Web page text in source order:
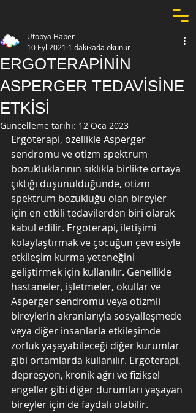
ERGOTERAPİNİN
ASPERGER TEDAVİSİNE
ETKİSİ
Ütopya Haber
10 Eyl 2021 1 dakikada okunur
Güncelleme tarihi: 12 Oca 2023
Ergoterapi, özellikle Asperger
sendromu ve otizm spektrum
bozukluklarının sıklıkla birlikte ortaya
çıktığı düşünüldüğünde, otizm
spektrum bozukluğu olan bireyler
için en etkili tedavilerden biri olarak
kabul edilir. Ergoterapi, iletişimi
kolaylaştırmak ve çocuğun çevresiyle
etkileşim kurma yeteneğini
geliştirmek için kullanılır. Genellikle
hastaneler, işletmeler, okullar ve
Asperger sendromu veya otizmli
bireylerin akranlarıyla sosyalleşmede
veya diğer insanlarla etkileşimde
zorluk yaşayabileceği diğer kurumlar
gibi ortamlarda kullanılır. Ergoterapi,
depresyon, kronik ağrı ve fiziksel
engeller gibi diğer durumları yaşayan
bireyler için de faydalı olabilir.